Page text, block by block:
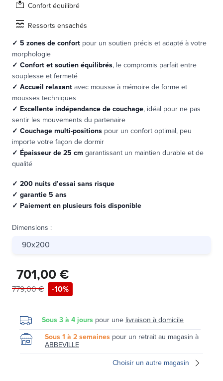
Confort équilibré
Ressorts ensachés
✓ 5 zones de confort pour un soutien précis et adapté à votre
morphologie
✓ Confort et soutien équilibrés, le compromis parfait entre
souplesse et fermeté
✓ Accueil relaxantavec mousse à mémoire de forme et
mousses techniques
✓ Excellente indépendance de couchage, idéal pour ne pas
sentir les mouvements du partenaire
✓ Couchage multi-positions pour un confort optimal, peu
importe votre façon de dormir
✓ Épaisseur de 25 cm garantissant un maintien durable et de
qualité
✓ 200 nuits d’essai sans risque
✓ garantie 5 ans
✓ Paiement en plusieurs fois disponible
Dimensions :
90x200
701,00 €
779,00 € -10%
Sous 3 à 4 jours pour une livraison à domicile
Sous 1 à 2 semaines pour un retrait au magasin à
ABBEVILLE
Choisir un autre magasin